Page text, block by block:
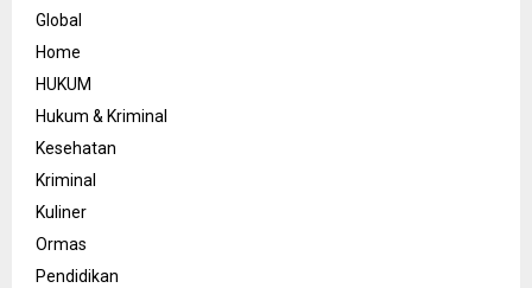
Global
Home
HUKUM
Hukum & Kriminal
Kesehatan
Kriminal
Kuliner
Ormas
Pendidikan